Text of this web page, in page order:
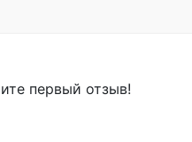
первый отзыв!